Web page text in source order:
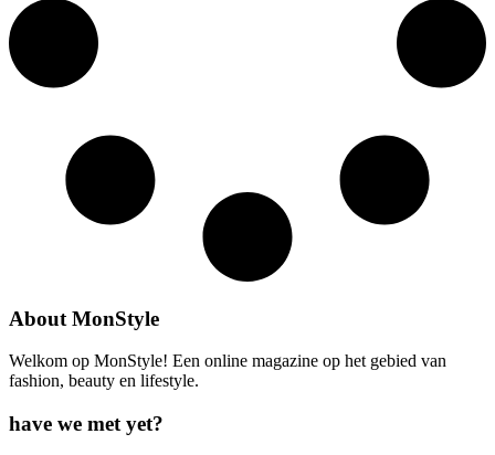
About MonStyle
Welkom op MonStyle! Een online magazine op het gebied van
fashion, beauty en lifestyle.
have we met yet?